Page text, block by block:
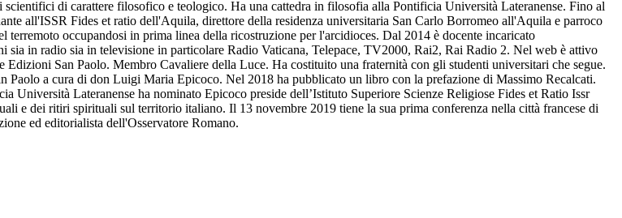
di carattere filosofico e teologico. Ha una cattedra in filosofia alla Pontificia Università Lateranense. Fino al
all'ISSR Fides et ratio dell'Aquila, direttore della residenza universitaria San Carlo Borromeo all'Aquila e parroco
occupandosi in prima linea della ricostruzione per l'arcidioces. Dal 2014 è docente incaricato
in radio sia in televisione in particolare Radio Vaticana, Telepace, TV2000, Rai2, Rai Radio 2. Nel web è attivo
San Paolo. Membro Cavaliere della Luce. Ha costituito una fraternità con gli studenti universitari che segue.
a cura di don Luigi Maria Epicoco. Nel 2018 ha pubblicato un libro con la prefazione di Massimo Recalcati.
Lateranense ha nominato Epicoco preside dell’Istituto Superiore Scienze Religiose Fides et Ratio Issr
e dei ritiri spirituali sul territorio italiano. Il 13 novembre 2019 tiene la sua prima conferenza nella città francese di
ed editorialista dell'Osservatore Romano.